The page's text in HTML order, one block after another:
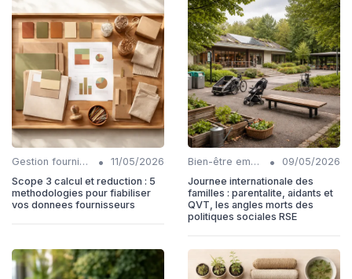
Gestion fournisseurs •
11/05/2026
Scope 3 calcul et reduction : 5
methodologies pour fiabiliser
vos donnees fournisseurs
Bien-être employés •
09/05/2026
Journee internationale des
familles : parentalite, aidants et
QVT, les angles morts des
politiques sociales RSE